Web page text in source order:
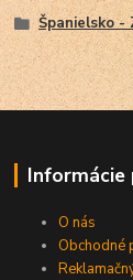
Španielsko -
Informácie
O nás
Obchodné